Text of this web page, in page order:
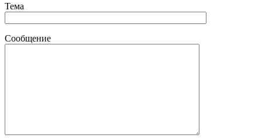
Тема
Сообщение